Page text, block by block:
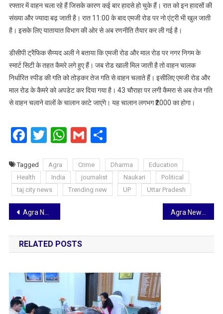
चालान
रफ्तार में वाहन चला रहे हैं जिसके कारण कई बार हादसे हो चुके हैं। रात को इन हादसों की
संख्या और ज्यादा बढ़ जाती है। रात 11:00 के बाद एमजी रोड पर नो एंट्री भी खुल जाती
है। इसके लिए यातायात विभाग की ओर से अब रणनीति तैयार कर ली गई है।
डीसीपी ट्रैफिक सैय्यद अली ने बताया कि एमजी रोड और माल रोड पर नगर निगम के
स्मार्ट सिटी के तहत कैमरे लगे हुए हैं। जब रोड खाली मिल जाती है तो वाहन चालक
निर्धारित स्पीड की गति को तोड़कर तेज गति से वाहन चलाते हैं। इसीलिए एमजी रोड और
माल रोड के कैमरे को अपडेट कर दिया गया है। 43 चौराहा पर लगी कैमरा से अब तेज गति
से वाहन चलाने वालों के चालान काटे जाएंगे। यह चालान लगभग ₹2000 का होगा।
Facebook
Twitter
WhatsApp
GmailShare
Tagged Agra Crime Dharma
Education
Health
India journalist Naukari
Political
taj city news
Trending new UP Uttar Pradesh
Post
navigation
Agra News: लोकसभा चुनाव को लेकर अलर्ट मोड पर आबकारी विभाग, रातों में भी चेकिंग शुरू
RELATED POSTS